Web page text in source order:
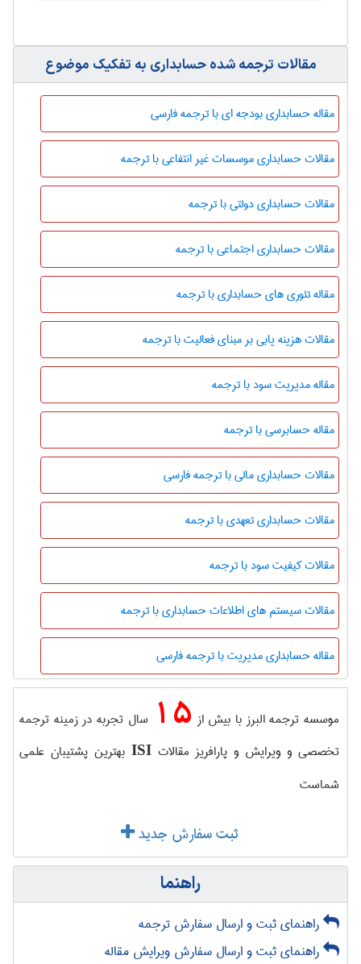
مقالات ترجمه شده حسابداری به تفکیک موضوع
مقاله حسابداری بودجه ای با ترجمه فارسی
مقالات حسابداری موسسات غیر انتفاعی با ترجمه
مقالات حسابداری دولتی با ترجمه
مقالات حسابداری اجتماعی با ترجمه
مقاله تئوری های حسابداری با ترجمه
مقالات هزینه یابی بر مبنای فعالیت با ترجمه
مقاله مدیریت سود با ترجمه
مقاله حسابرسی با ترجمه
مقالات حسابداری مالی با ترجمه فارسی
مقالات حسابداری تعهدی با ترجمه
مقالات کیفیت سود با ترجمه
مقالات سیستم های اطلاعات حسابداری با ترجمه
مقاله حسابداری مدیریت با ترجمه فارسی
موسسه ترجمه البرز با بیش از 15 سال تجربه در زمینه ترجمه
تخصصی و ویرایش و پارافریز مقالاتISI بهترین پشتیبان علمی
شماست
ثبت سفارش جدید
راهنما
راهنمای ثبت و ارسال سفارش ترجمه
راهنمای ثبت و ارسال سفارش ویرایش مقاله